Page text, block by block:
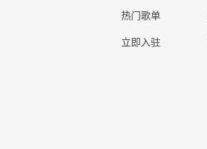
热门歌单
立即入驻